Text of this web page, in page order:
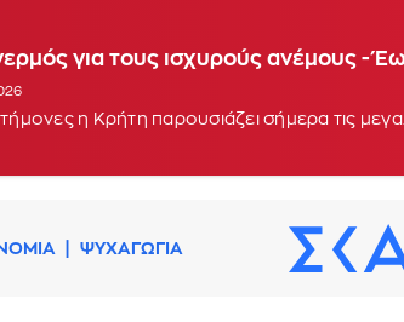
για τους ισχυρούς ανέμους -
η Κρήτη παρουσιάζει σήμερα τις
ΨΥΧΑΓΩΓΙΑ